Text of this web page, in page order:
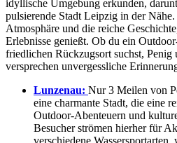
idyllische Umgebung erkunden,
pulsierende Stadt Leipzig in der
Atmosphäre und die reiche
Erlebnisse genießt. Ob du ein
friedlichen Rückzugsort suchst, Penig
versprechen unvergessliche
Lunzenau: Nur 3 Meilen von
eine charmante Stadt, die eine
Outdoor-Abenteuern und
Besucher strömen hierher für
verschiedene